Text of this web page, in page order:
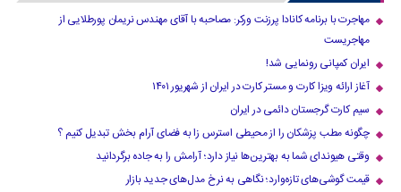
مهاجرت با برنامه کانادا پرزنت ورکر: مصاحبه با آقای مهندس نریمان پورطلایی از
مهاجریست
ایران کمپانی رونمایی شد!
آغاز ارائه ویزا کارت و مستر کارت در ایران از شهریور ۱۴۰۱
سیم کارت گرجستان دائمی در ایران
چگونه مطب پزشکان را از محیطی استرس زا به فضای آرام بخش تبدیل کنیم ؟
وقتی هیوندای شما به بهترین‌ها نیاز دارد؛ آرامش را به جاده برگردانید
قیمت گوشی‌های تازه‌وارد؛ نگاهی به نرخ مدل‌های جدید بازار